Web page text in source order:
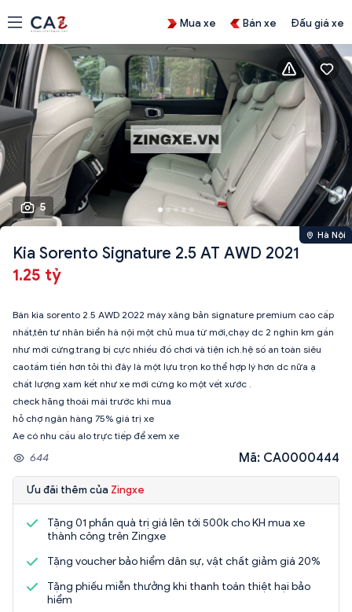
Mua xe Bán xe Đấu giá xe
5
Hà Nội
Kia Sorento Signature 2.5 AT AWD 2021
1.25 tỷ
Bán kia sorento 2.5 AWD 2022 máy xăng bản signature premium cao cấp
nhất,tên tư nhân biển hà nội một chủ mua từ mới,chạy dc 2 nghìn km gần
như mới cứng.trang bị cực nhiều đồ chơi và tiện ích.hệ số an toàn siêu
cao.tầm tiền hơn tỏi thì đây là một lựu trọn ko thể hợp lý hơn dc nữa ạ
chất lượng xam kết như xe mới cứng ko một vết xước .
check hãng thoái mái trước khi mua
hỗ chợ ngân hàng 75% giá trị xe
Ae có nhu cầu alo trực tiếp để xem xe
644 Mã: CA0000444
Ưu đãi thêm của Zingxe
Tặng 01 phần quà trị giá lên tới 500k cho KH mua xe
thành công trên Zingxe
Tặng voucher bảo hiểm dân sự, vật chất giảm giá 20%
Tặng phiếu miễn thưởng khi thanh toán thiệt hại bảo
hiểm